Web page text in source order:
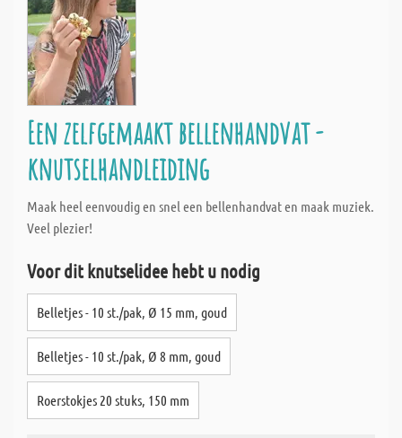
Een zelfgemaakt bellenhandvat -
knutselhandleiding
Maak heel eenvoudig en snel een bellenhandvat en maak muziek.
Veel plezier!
Voor dit knutselidee hebt u nodig
Belletjes - 10 st./pak, Ø 15 mm, goud
Belletjes - 10 st./pak, Ø 8 mm, goud
Roerstokjes 20 stuks, 150 mm